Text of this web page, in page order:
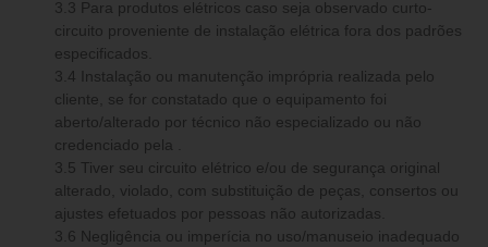
3.3 Para produtos elétricos caso seja observado curto-
circuito proveniente de instalação elétrica fora dos padrões
especificados.
3.4 Instalação ou manutenção imprópria realizada pelo
cliente, se for constatado que o equipamento foi
aberto/alterado por técnico não especializado ou não
credenciado pela .
3.5 Tiver seu circuito elétrico e/ou de segurança original
alterado, violado, com substituição de peças, consertos ou
ajustes efetuados por pessoas não autorizadas.
3.6 Negligência ou imperícia no uso/manuseio inadequado